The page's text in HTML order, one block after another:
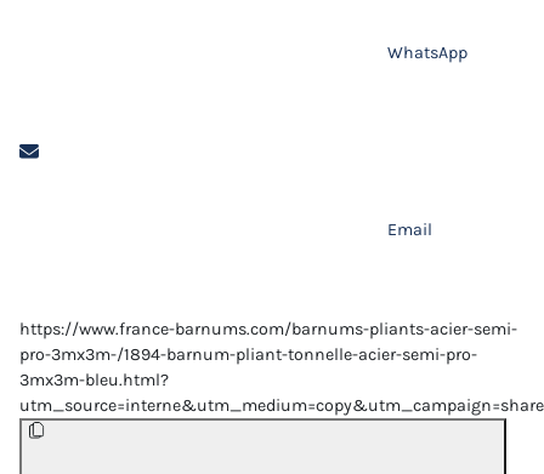
WhatsApp
Email
https://www.france-barnums.com/barnums-pliants-acier-semi-
pro-3mx3m-/1894-barnum-pliant-tonnelle-acier-semi-pro-
3mx3m-bleu.html?